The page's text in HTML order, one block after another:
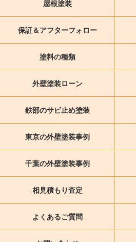
屋根塗装
保証＆アフターフォロー
塗料の種類
外壁塗装ローン
鉄部のサビ止め塗装
東京の外壁塗装事例
千葉の外壁塗装事例
相見積もり査定
よくあるご質問